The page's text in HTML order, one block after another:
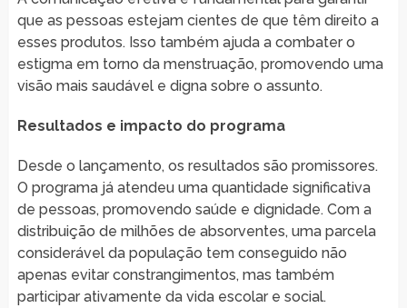
que as pessoas estejam cientes de que têm direito a
esses produtos. Isso também ajuda a combater o
estigma em torno da menstruação, promovendo uma
visão mais saudável e digna sobre o assunto.
Resultados e impacto do programa
Desde o lançamento, os resultados são promissores.
O programa já atendeu uma quantidade significativa
de pessoas, promovendo saúde e dignidade. Com a
distribuição de milhões de absorventes, uma parcela
considerável da população tem conseguido não
apenas evitar constrangimentos, mas também
participar ativamente da vida escolar e social.